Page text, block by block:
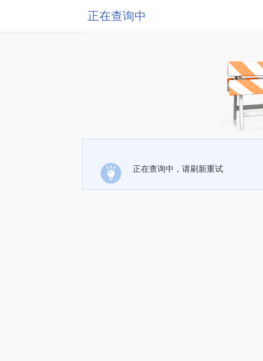
正在查询中
正在查询中，请刷新重试